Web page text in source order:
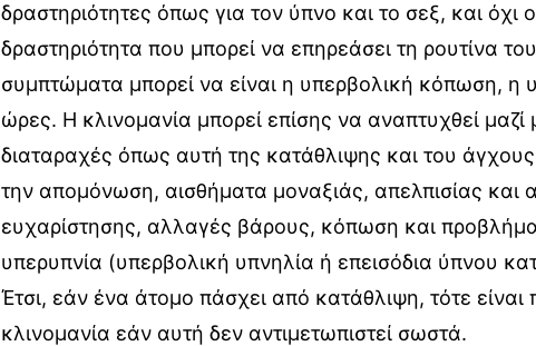
δραστηριότητες όπως για τον ύπνο και το σεξ, και όχι
δραστηριότητα που μπορεί να επηρεάσει τη ρουτίνα
συμπτώματα μπορεί να είναι η υπερβολική κόπωση, η
ώρες. Η κλινομανία μπορεί επίσης να αναπτυχθεί
διαταραχές όπως αυτή της κατάθλιψης και του
την απομόνωση, αισθήματα μοναξιάς, απελπισίας και
ευχαρίστησης, αλλαγές βάρους, κόπωση και
υπερυπνία (υπερβολική υπνηλία ή επεισόδια ύπνου
Έτσι, εάν ένα άτομο πάσχει από κατάθλιψη, τότε
κλινομανία εάν αυτή δεν αντιμετωπιστεί σωστά.